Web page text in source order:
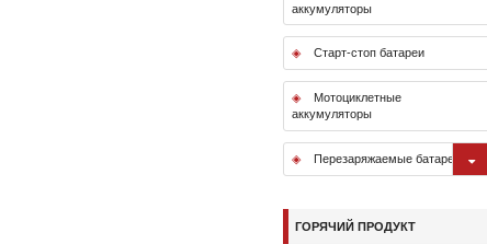
аккумуляторы
Старт-стоп батареи
Мотоциклетные
аккумуляторы
Перезаряжаемые батареи
ГОРЯЧИЙ ПРОДУКТ